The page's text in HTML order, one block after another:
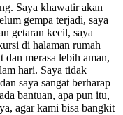
Saya khawatir akan
gempa terjadi, saya
getaran kecil, saya
di halaman rumah
dan merasa lebih aman,
hari. Saya tidak
saya sangat berharap
bantuan, apa pun itu,
agar kami bisa bangkit